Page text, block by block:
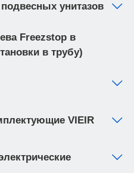
унитазов
Freezstop в
в трубу)
VIEIR